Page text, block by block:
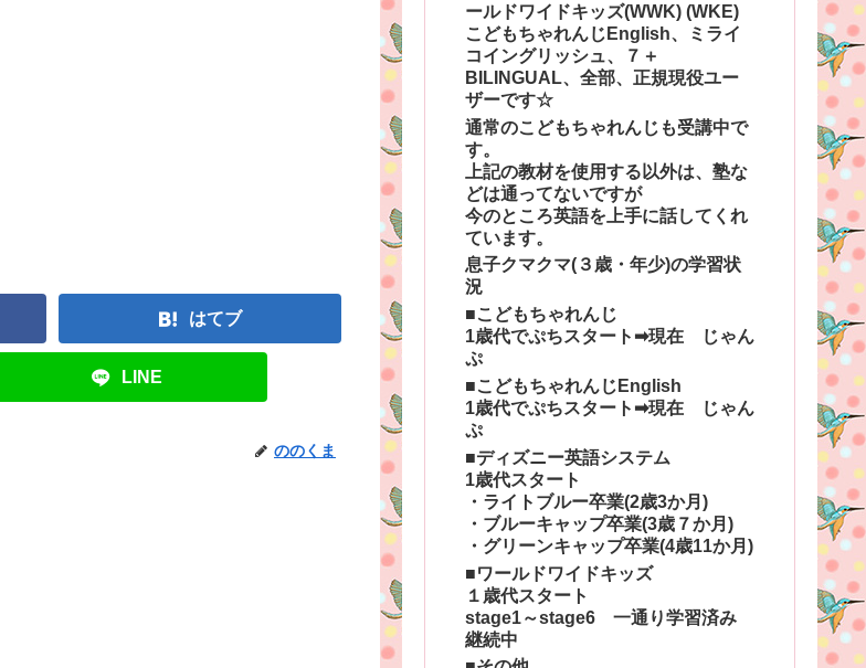
はてブ
LINE
ののくま
ールドワイドキッズ(WWK) (WKE)
こどもちゃれんじEnglish、ミライ
コイングリッシュ、７＋
BILINGUAL、全部、正規現役ユー
ザーです☆
通常のこどもちゃれんじも受講中で
す。
上記の教材を使用する以外は、塾な
どは通ってないですが
今のところ英語を上手に話してくれ
ています。
息子クマクマ(３歳・年少)の学習状
況
■こどもちゃれんじ
1歳代でぷちスタート➡現在 じゃん
ぷ
■こどもちゃれんじEnglish
1歳代でぷちスタート➡現在 じゃん
ぷ
■ディズニー英語システム
1歳代スタート
・ライトブルー卒業(2歳3か月)
・ブルーキャップ卒業(3歳７か月)
・グリーンキャップ卒業(4歳11か月)
■ワールドワイドキッズ
１歳代スタート
stage1～stage6 一通り学習済み
継続中